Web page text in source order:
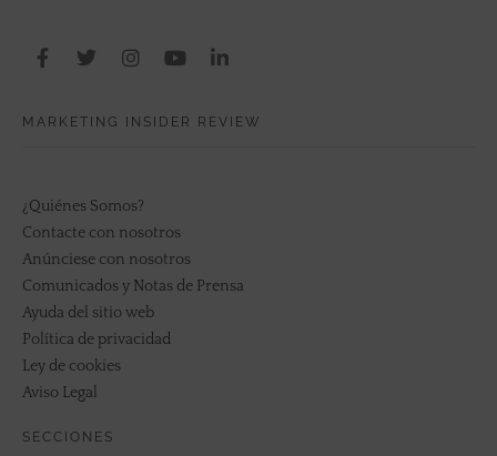
MARKETING INSIDER REVIEW
¿Quiénes Somos?
Contacte con nosotros
Anúnciese con nosotros
Comunicados y Notas de Prensa
Ayuda del sitio web
Política de privacidad
Ley de cookies
Aviso Legal
SECCIONES